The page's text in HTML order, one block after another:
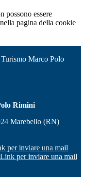
possono essere
pagina della cookie
Marco Polo
Rimini
Marebello (RN)
per inviare una mail
Link per inviare una mail